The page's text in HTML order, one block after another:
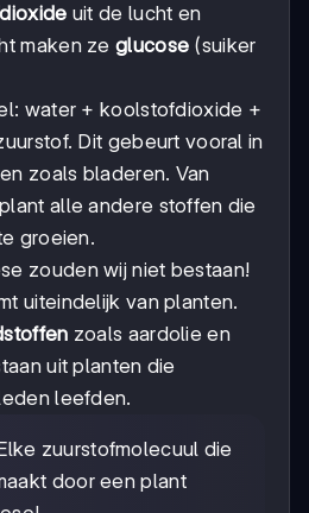
uit de lucht en
maken zeglucose (suiker
water + koolstofdioxide +
Dit gebeurt vooral in
zoals bladeren. Van
alle andere stoffen die
groeien.
zouden wij niet bestaan!
uiteindelijk van planten.
zoals aardolie en
uit planten die
leefden.
zuurstofmolecuul die
door een plant